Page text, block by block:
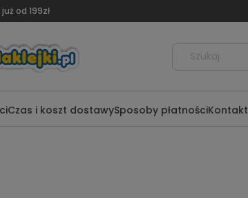
od 199zł
Czas i koszt dostawySposoby płatnościKontakt